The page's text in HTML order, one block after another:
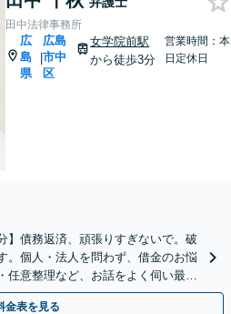
田中法律事務所
広
島
県
|
広島
市中
区
女学院前駅
から徒歩3分
営業時間：本
日定休日
】債務返済、頑張りすぎないで。破
。個人・法人を問わず、借金のお悩
任意整理など、お話をよく伺い最良
内郵便局近く）
金表を見る